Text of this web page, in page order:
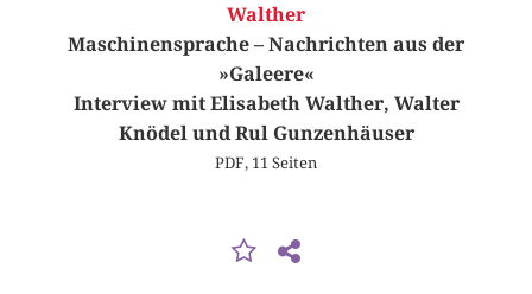
Walther
Maschinensprache – Nachrichten aus der
»Galeere«
Interview mit Elisabeth Walther, Walter
Knödel und Rul Gunzenhäuser
PDF, 11 Seiten